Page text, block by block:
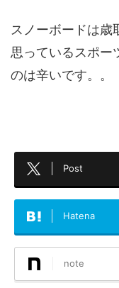
スノーボードは歳
思っているスポー
のは辛いです。。
Post
Hatena
note